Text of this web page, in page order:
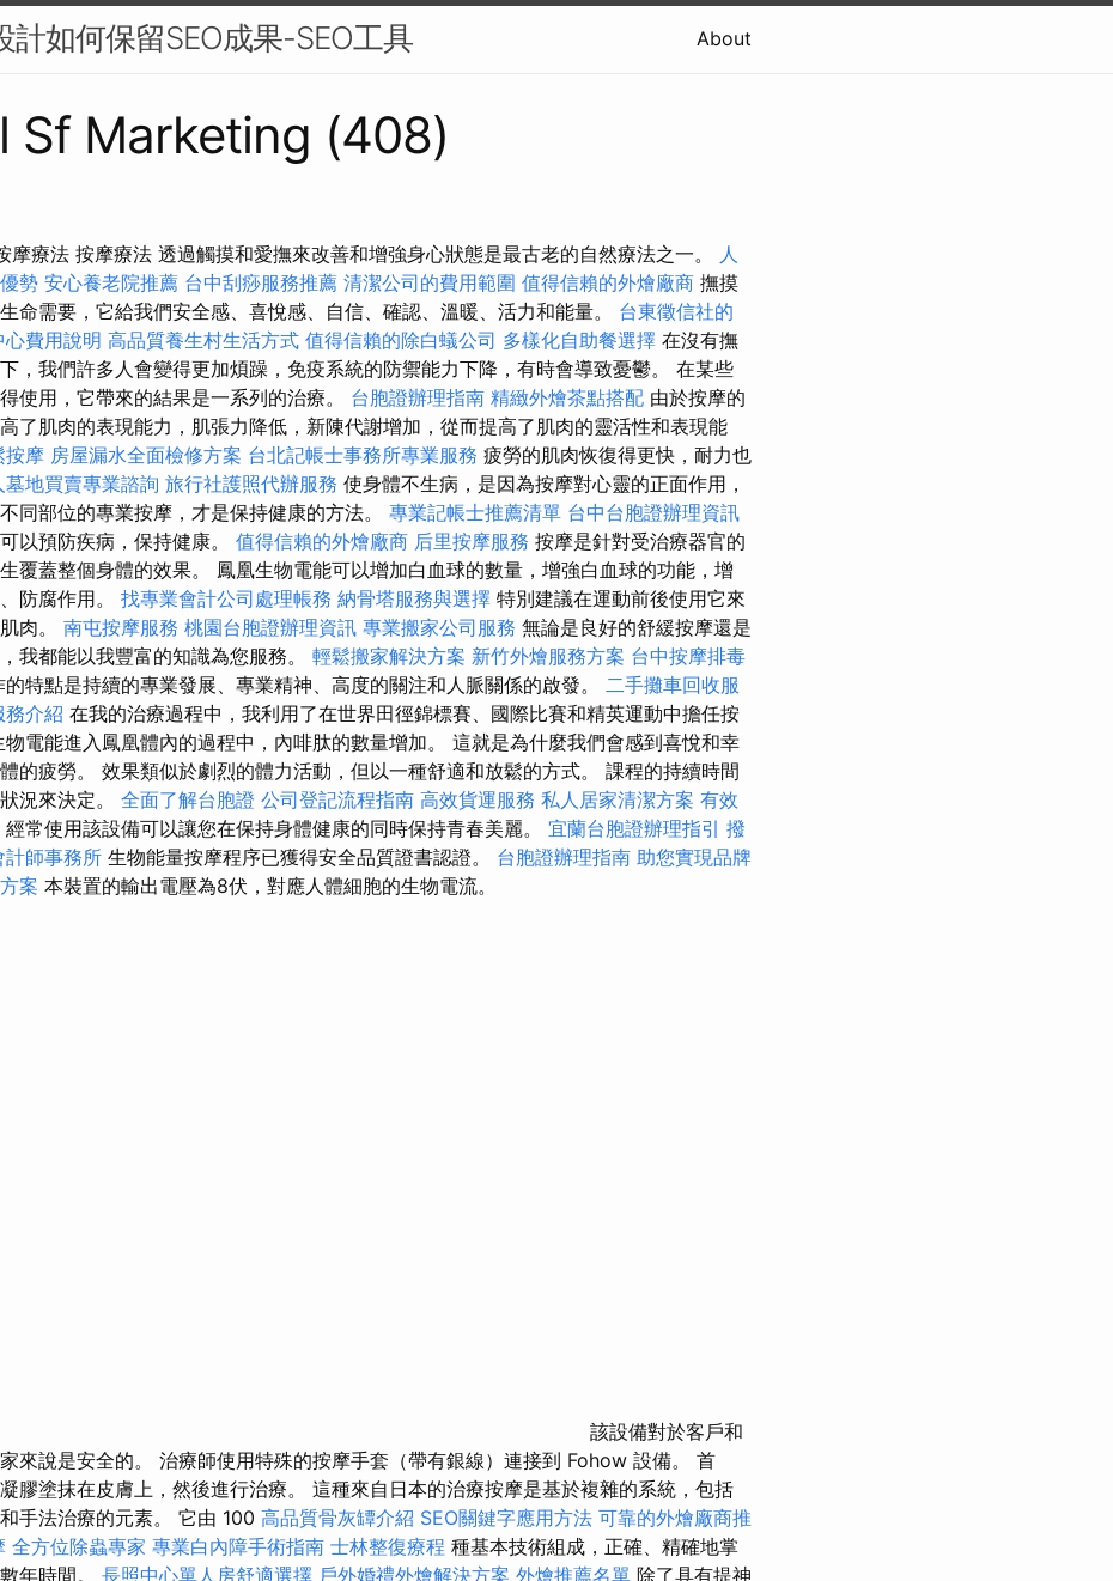
計如何保留SEO成果-SEO工具 About
Sf Marketing (408)
摩療法 按摩療法 透過觸摸和愛撫來改善和增強身心狀態是最古老的自然療法之一。
人
勢 安心養老院推薦 台中刮痧服務推薦 清潔公司的費用範圍 值得信賴的外燴廠商 撫摸
命需要，它給我們安全感、喜悅感、自信、確認、溫暖、活力和能量。 台東徵信社的
心費用說明 高品質養生村生活方式 值得信賴的除白蟻公司 多樣化自助餐選擇 在沒有撫
，我們許多人會變得更加煩躁，免疫系統的防禦能力下降，有時會導致憂鬱。 在某些
使用，它帶來的結果是一系列的治療。 台胞證辦理指南 精緻外燴茶點搭配 由於按摩的
了肌肉的表現能力，肌張力降低，新陳代謝增加，從而提高了肌肉的靈活性和表現能
按摩 房屋漏水全面檢修方案 台北記帳士事務所專業服務 疲勞的肌肉恢復得更快，耐力也
墓地買賣專業諮詢 旅行社護照代辦服務 使身體不生病，是因為按摩對心靈的正面作用，
同部位的專業按摩，才是保持健康的方法。 專業記帳士推薦清單 台中台胞證辦理資訊
以預防疾病，保持健康。 值得信賴的外燴廠商 后里按摩服務 按摩是針對受治療器官的
覆蓋整個身體的效果。 鳳凰生物電能可以增加白血球的數量，增強白血球的功能，增
防腐作用。 找專業會計公司處理帳務 納骨塔服務與選擇 特別建議在運動前後使用它來
肉。 南屯按摩服務 桃園台胞證辦理資訊 專業搬家公司服務 無論是良好的舒緩按摩還是
我都能以我豐富的知識為您服務。 輕鬆搬家解決方案 新竹外燴服務方案 台中按摩排毒
特點是持續的專業發展、專業精神、高度的關注和人脈關係的啟發。 二手攤車回收服
務介紹 在我的治療過程中，我利用了在世界田徑錦標賽、國際比賽和精英運動中擔任按
物電能進入鳳凰體內的過程中，內啡肽的數量增加。 這就是為什麼我們會感到喜悅和幸
的疲勞。 效果類似於劇烈的體力活動，但以一種舒適和放鬆的方式。 課程的持續時間
況來決定。 全面了解台胞證 公司登記流程指南 高效貨運服務 私人居家清潔方案 有效
經常使用該設備可以讓您在保持身體健康的同時保持青春美麗。 宜蘭台胞證辦理指引 撥
計師事務所 生物能量按摩程序已獲得安全品質證書認證。 台胞證辦理指南 助您實現品牌
案 本裝置的輸出電壓為8伏，對應人體細胞的生物電流。
該設備對於客戶和
來說是安全的。 治療師使用特殊的按摩手套（帶有銀線）連接到 Fohow 設備。 首
膠塗抹在皮膚上，然後進行治療。 這種來自日本的治療按摩是基於複雜的系統，包括
手法治療的元素。 它由 100 高品質骨灰罈介紹 SEO關鍵字應用方法 可靠的外燴廠商推
全方位除蟲專家 專業白內障手術指南 士林整復療程 種基本技術組成，正確、精確地掌
年時間。 長照中心單人房舒適選擇 戶外婚禮外燴解決方案 外燴推薦名單 除了具有提神